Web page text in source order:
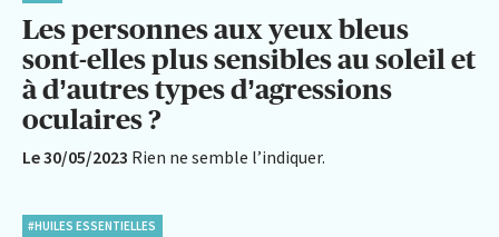
Les personnes aux yeux bleus
sont-elles plus sensibles au soleil et
à d’autres types d’agressions
oculaires ?
Le 30/05/2023 Rien ne semble l’indiquer.
#HUILES ESSENTIELLES